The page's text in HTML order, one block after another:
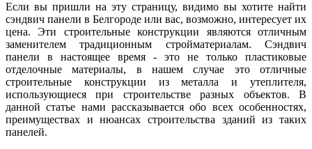
Если вы пришли на эту страницу, видимо вы хотите найти
сэндвич панели в Белгороде или вас, возможно, интересует их
цена. Эти строительные конструкции являются отличным
заменителем традиционным стройматериалам. Сэндвич
панели в настоящее время - это не только пластиковые
отделочные материалы, в нашем случае это отличные
строительные конструкции из металла и утеплителя,
использующиеся при строительстве разных объектов. В
данной статье нами рассказывается обо всех особенностях,
преимуществах и нюансах строительства зданий из таких
панелей.